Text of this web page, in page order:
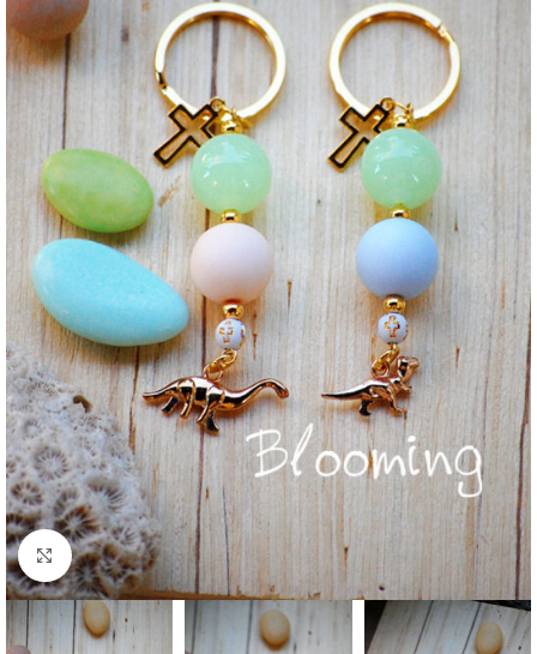
Click to enlarge